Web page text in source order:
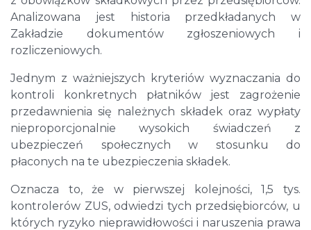
Analizowana jest historia przedkładanych w
Zakładzie dokumentów zgłoszeniowych i
rozliczeniowych.
Jednym z ważniejszych kryteriów wyznaczania do
kontroli konkretnych płatników jest zagrożenie
przedawnienia się należnych składek oraz wypłaty
nieproporcjonalnie wysokich świadczeń z
ubezpieczeń społecznych w stosunku do
płaconych na te ubezpieczenia składek.
Oznacza to, że w pierwszej kolejności, 1,5 tys.
kontrolerów ZUS, odwiedzi tych przedsiębiorców, u
których ryzyko nieprawidłowości i naruszenia prawa